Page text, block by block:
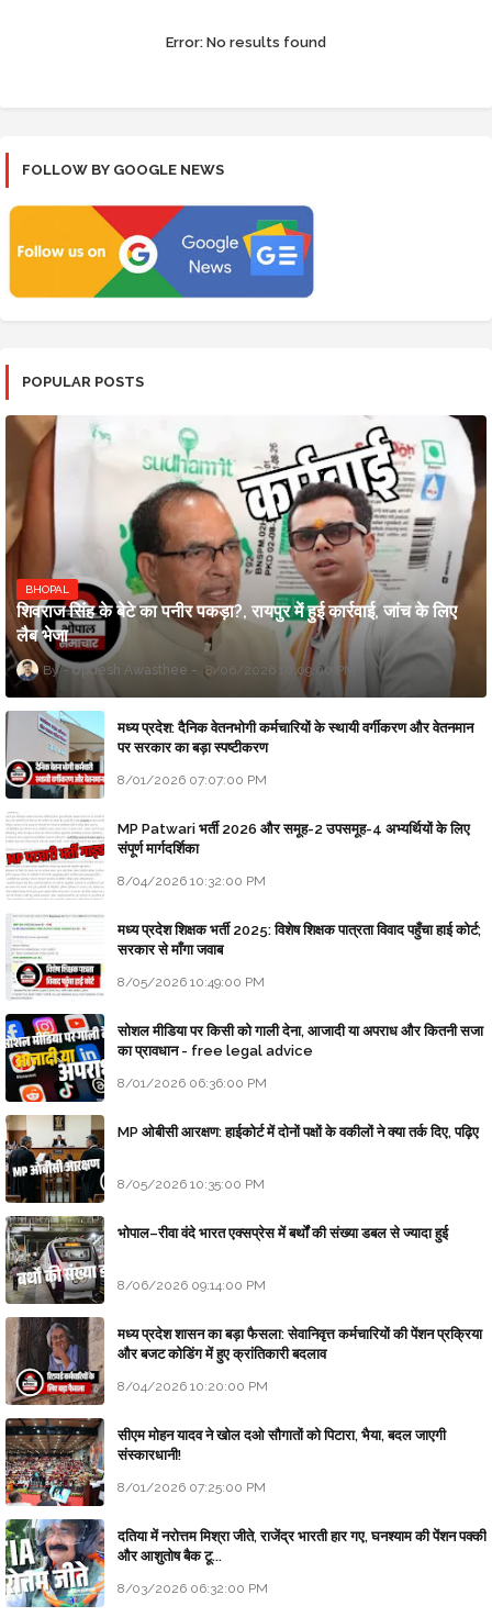
Error: No results found
FOLLOW BY GOOGLE NEWS
POPULAR POSTS
BHOPAL
शिवराज सिंह के बेटे का पनीर पकड़ा?, रायपुर में हुई कार्रवाई, जांच के लिए
लैब भेजा
Updesh Awasthee 8/06/2026 10:09:00 PM
मध्य प्रदेश: दैनिक वेतनभोगी कर्मचारियों के स्थायी वर्गीकरण और वेतनमान
पर सरकार का बड़ा स्पष्टीकरण
8/01/2026 07:07:00 PM
MP Patwari भर्ती 2026 और समूह-2 उपसमूह-4 अभ्यर्थियों के लिए
संपूर्ण मार्गदर्शिका
8/04/2026 10:32:00 PM
मध्य प्रदेश शिक्षक भर्ती 2025: विशेष शिक्षक पात्रता विवाद पहुँचा हाई कोर्ट;
सरकार से माँगा जवाब
8/05/2026 10:49:00 PM
सोशल मीडिया पर किसी को गाली देना, आजादी या अपराध और कितनी सजा
का प्रावधान - free legal advice
8/01/2026 06:36:00 PM
MP ओबीसी आरक्षण: हाईकोर्ट में दोनों पक्षों के वकीलों ने क्या तर्क दिए, पढ़िए
8/05/2026 10:35:00 PM
भोपाल–रीवा वंदे भारत एक्सप्रेस में बर्थों की संख्या डबल से ज्यादा हुई
8/06/2026 09:14:00 PM
मध्य प्रदेश शासन का बड़ा फैसला: सेवानिवृत्त कर्मचारियों की पेंशन प्रक्रिया
और बजट कोडिंग में हुए क्रांतिकारी बदलाव
8/04/2026 10:20:00 PM
सीएम मोहन यादव ने खोल दओ सौगातों को पिटारा, भैया, बदल जाएगी
संस्कारधानी!
8/01/2026 07:25:00 PM
दतिया में नरोत्तम मिश्रा जीते, राजेंद्र भारती हार गए, घनश्याम की पेंशन पक्की
और आशुतोष बैक टू...
8/03/2026 06:32:00 PM